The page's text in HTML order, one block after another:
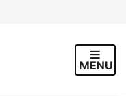
MENU